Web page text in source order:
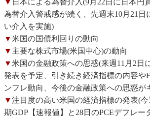
▼ 日本による為替介入(9月22日に日本円
為替介入警戒感が続く、先週末10月21日
い介入を実施)
▼米国の国債利回りの動向
▼ 主要な株式市場(米国中心)の動向
▼米国の金融政策への思惑(来週11月2日
発表を予定、引き続き経済指標の内容や
ンフレ動向、今後の金融政策への思惑が
▼注目度の高い米国の経済指標の発表(
期GDP【速報値】と28日のPCEデフレー